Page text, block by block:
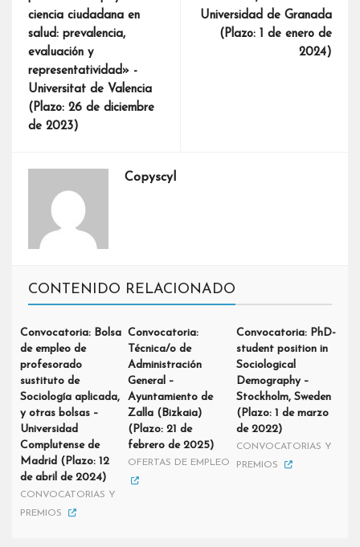
ciencia ciudadana en
salud: prevalencia,
evaluación y
representatividad» -
Universitat de Valencia
(Plazo: 26 de diciembre
de 2023)
Universidad de Granada
(Plazo: 1 de enero de
2024)
Copyscyl
CONTENIDO RELACIONADO
Convocatoria: Bolsa
de empleo de
profesorado
sustituto de
Sociología aplicada,
y otras bolsas –
Universidad
Complutense de
Madrid (Plazo: 12
de abril de 2024)
CONVOCATORIAS Y
PREMIOS
Convocatoria:
Técnica/o de
Administración
General –
Ayuntamiento de
Zalla (Bizkaia)
(Plazo: 21 de
febrero de 2025)
OFERTAS DE EMPLEO
Convocatoria: PhD-
student position in
Sociological
Demography –
Stockholm, Sweden
(Plazo: 1 de marzo
de 2022)
CONVOCATORIAS Y
PREMIOS